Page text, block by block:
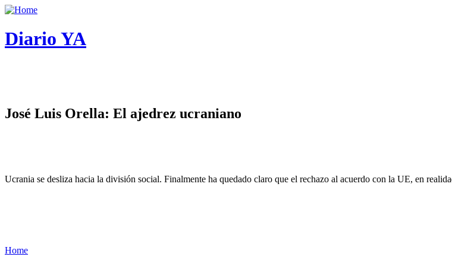
Diario YA
José Luis Orella: El ajedrez ucraniano
Ucrania se desliza hacia la división social. Finalmente ha quedado claro que el rechazo al acuerdo con la UE, en
Home